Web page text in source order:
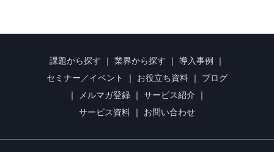
課題から探す ｜ 業界から探す ｜ 導入事例
｜
セミナー／イベント
｜ お役立ち資料 ｜ ブログ
｜
メルマガ登録 ｜ サービス紹介 ｜
サービス資料
｜ お問い合わせ